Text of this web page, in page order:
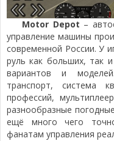
Motor Depot –
управление машины
современной России. У
руль как больших, так
вариантов и
транспорт, система
профессий,
разнообразные
ещё много чего
фанатам управления